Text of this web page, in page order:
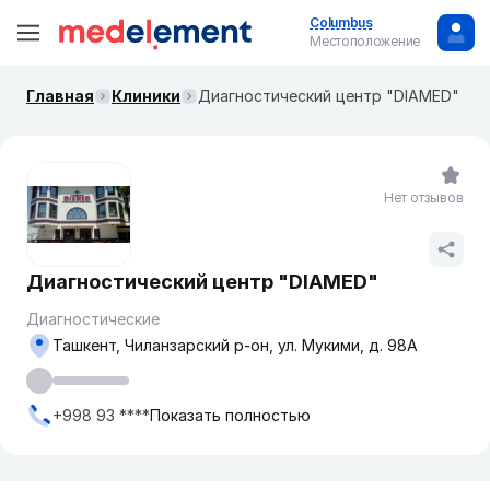
Columbus
Местоположение
Главная Клиники Диагностический центр "DIAMED"
Диагностический центр "DIAMED"
Диагностические
Ташкент, Чиланзарский р-он, ул. Мукими, д. 98А
+998 93 ****Показать полностью
Нет отзывов